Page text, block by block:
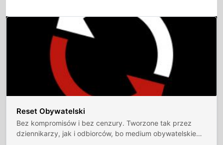
Reset Obywatelski
Bez kompromisów i bez cenzury. Tworzone tak przez
dziennikarzy, jak i odbiorców, bo medium obywatelskie